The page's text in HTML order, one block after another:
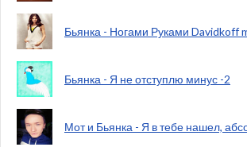
Бьянка - Ногами Руками Davidkoff
Бьянка - Я не отступлю минус -2
Мот и Бьянка - Я в тебе нашел,